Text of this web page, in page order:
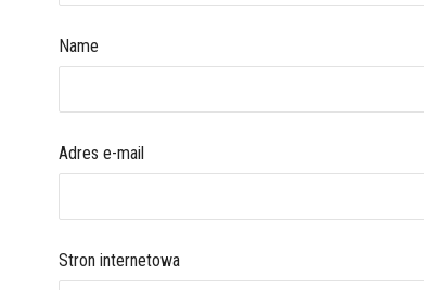
Name
Adres e-mail
Stron internetowa